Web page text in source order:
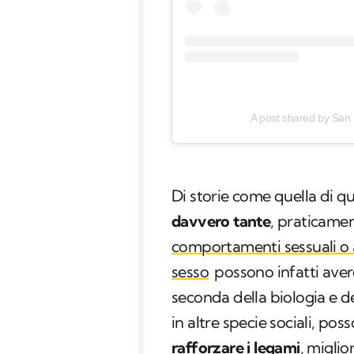
A post shared by
Di storie come quella di
davvero tante,
comportamenti sessuali
sesso possono infatti
seconda della biologia e
in altre specie sociali,
rafforzare i legami,